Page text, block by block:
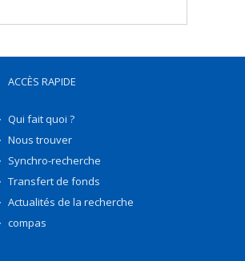
ACCÈS RAPIDE
Qui fait quoi ?
Nous trouver
Synchro-recherche
Transfert de fonds
Actualités de la recherche
compas